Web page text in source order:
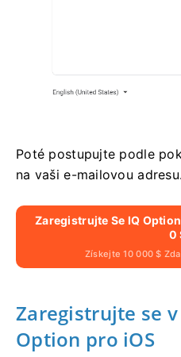
Poté postupujte podle
na vaši e-mailovou adresu.
Zaregistrujte Se IQ
0
Získejte 10 000 $
Zaregistrujte se
Option pro iOS